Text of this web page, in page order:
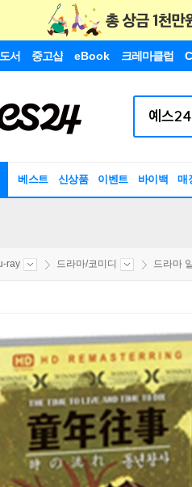
서 중고샵 eBook 크레마클럽
베스트 신상품 이벤트 바이백 매
ray 드라마/코미디 드라마